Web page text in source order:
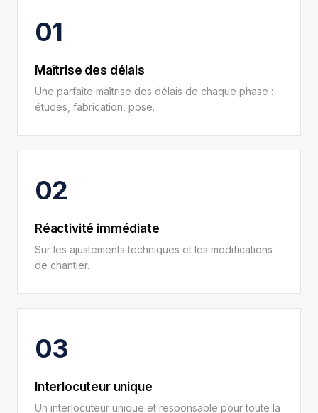
01
Maîtrise des délais
Une parfaite maîtrise des délais de chaque phase :
études, fabrication, pose.
02
Réactivité immédiate
Sur les ajustements techniques et les modifications
de chantier.
03
Interlocuteur unique
Un interlocuteur unique et responsable pour toute la